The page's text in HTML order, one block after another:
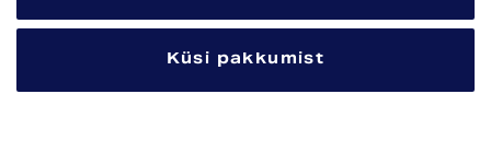
Küsi pakkumist